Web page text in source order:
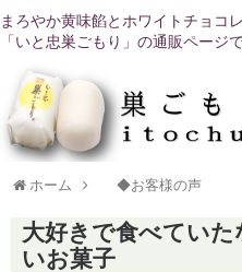
まろやか黄味餡とホワイトチョコ
「いと忠巣ごもり」の通販ページ
ホーム ◆お客様の声
大好きで食べてい
いお菓子